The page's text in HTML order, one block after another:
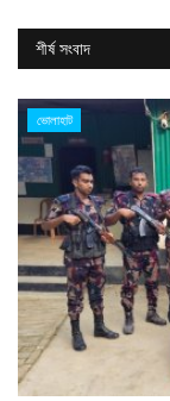
শীর্ষ সংবাদ
ভোলাহাট